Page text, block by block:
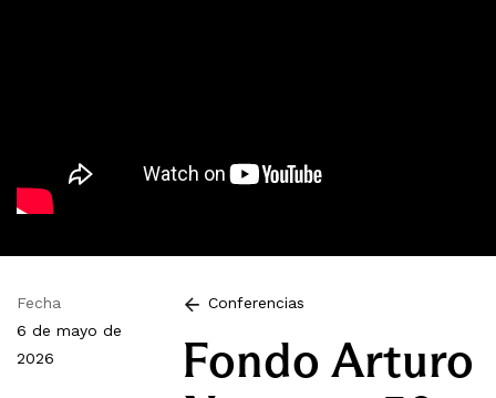
Fecha
6 de mayo de
2026
Conferencias
Fondo Arturo